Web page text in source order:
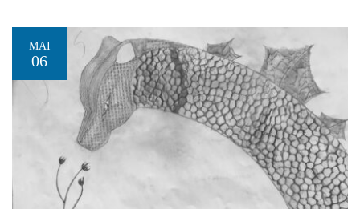
MAI
06